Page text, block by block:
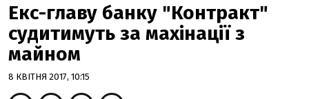
Екс-главу банку "Контракт"
судитимуть за махінації з
майном
8 КВІТНЯ 2017, 10:15